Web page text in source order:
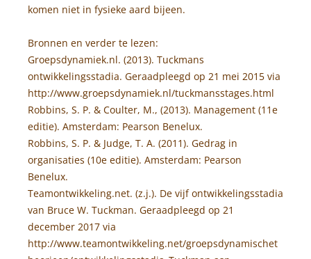
komen niet in fysieke aard bijeen.
Bronnen en verder te lezen:
Groepsdynamiek.nl. (2013). Tuckmans
ontwikkelingsstadia. Geraadpleegd op 21 mei 2015 via
http://www.groepsdynamiek.nl/tuckmansstages.html
Robbins, S. P. & Coulter, M., (2013). Management (11e
editie). Amsterdam: Pearson Benelux.
Robbins, S. P. & Judge, T. A. (2011). Gedrag in
organisaties (10e editie). Amsterdam: Pearson
Benelux.
Teamontwikkeling.net. (z.j.). De vijf ontwikkelingsstadia
van Bruce W. Tuckman. Geraadpleegd op 21
december 2017 via
http://www.teamontwikkeling.net/groepsdynamischet